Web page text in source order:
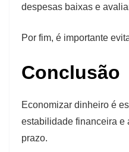
despesas baixas e
Por fim, é importante
Conclusão
Economizar dinheiro é
estabilidade financeira e
prazo.